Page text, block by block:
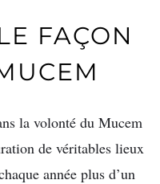
FAÇON
la volonté du Mucem
de véritables lieux
année plus d’un